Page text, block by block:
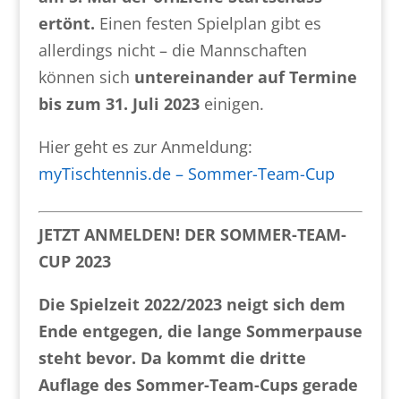
ertönt. Einen festen Spielplan gibt es
allerdings nicht – die Mannschaften
können sich untereinander auf Termine
bis zum 31. Juli 2023 einigen.
Hier geht es zur Anmeldung:
myTischtennis.de – Sommer-Team-Cup
JETZT ANMELDEN! DER SOMMER-TEAM-
CUP 2023
Die Spielzeit 2022/2023 neigt sich dem
Ende entgegen, die lange Sommerpause
steht bevor. Da kommt die dritte
Auflage des Sommer-Team-Cups gerade